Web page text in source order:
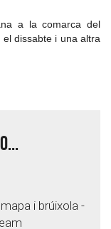
a la comarca del
dissabte i una altra
i brúixola -